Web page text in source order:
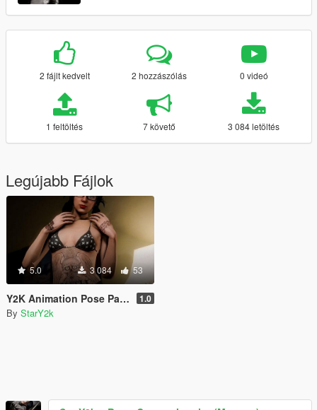
2 fájlt kedvelt 2 hozzászólás 0 videó
1 feltöltés 7 követő 3 084 letöltés
Legújabb Fájlok
5.0 3 084 53
Y2K Animation Pose Pack V1 1.0
By StarY2k